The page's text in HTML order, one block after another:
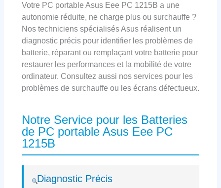
Votre PC portable Asus Eee PC 1215B a une
autonomie réduite, ne charge plus ou surchauffe ?
Nos techniciens spécialisés Asus réalisent un
diagnostic précis pour identifier les problèmes de
batterie, réparant ou remplaçant votre batterie pour
restaurer les performances et la mobilité de votre
ordinateur. Consultez aussi nos services pour les
problèmes de surchauffe ou les écrans défectueux.
Notre Service pour les Batteries
de PC portable Asus Eee PC
1215B
Diagnostic Précis